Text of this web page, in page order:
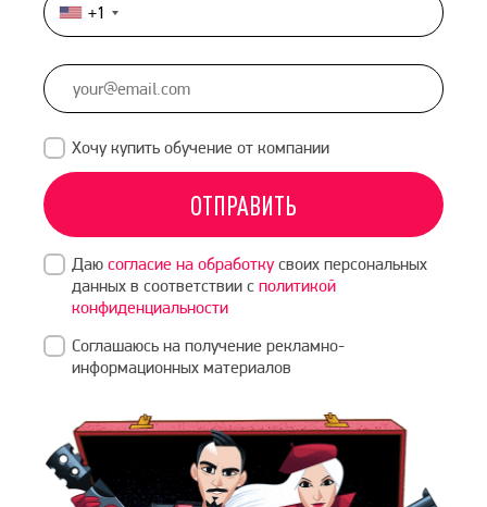
United
States
+1
+1
Хочу купить обучение от компании
ОТПРАВИТЬ
Даю согласие на обработкусвоих персональных
данных в соответствии с политикой
конфиденциальности
Соглашаюсь на получение рекламно-
информационных материалов